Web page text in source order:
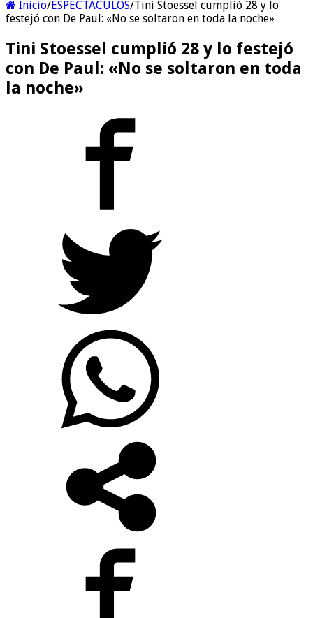
Inicio/ESPECTACULOS/Tini Stoessel cumplió 28 y lo
festejó con De Paul: «No se soltaron en toda la noche»
Tini Stoessel cumplió 28 y lo festejó
con De Paul: «No se soltaron en toda
la noche»